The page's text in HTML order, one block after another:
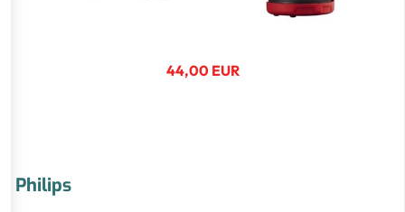
44,00 EUR
Philips